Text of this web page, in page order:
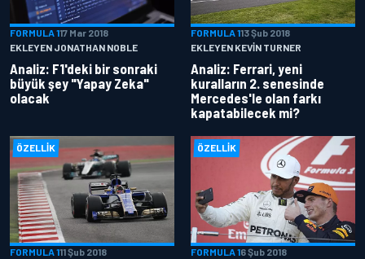
FORMULA 117 Mar 2018
EKLEYEN JONATHAN NOBLE
Analiz: F1'deki bir sonraki
büyük şey "Yapay Zeka"
olacak
FORMULA 113 Şub 2018
EKLEYEN KEVIN TURNER
Analiz: Ferrari, yeni
kuralların 2. senesinde
Mercedes'le olan farkı
kapatabilecek mi?
ÖZELLIK
FORMULA 111 Şub 2018
ÖZELLIK
FORMULA 16 Şub 2018